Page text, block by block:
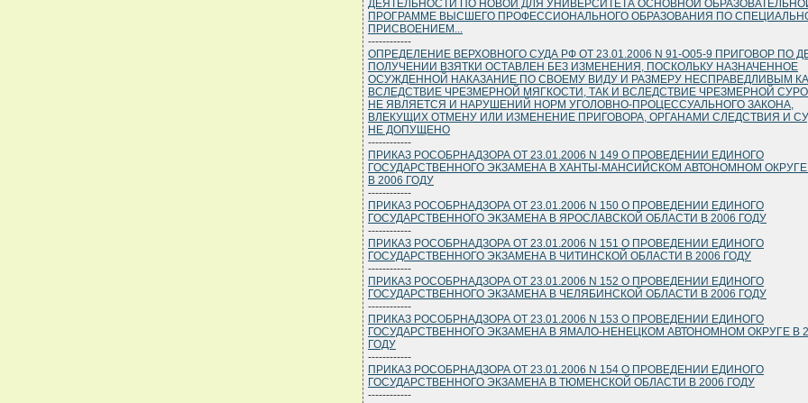
ДЕЯТЕЛЬНОСТИ ПО НОВОЙ ДЛЯ УНИВЕРСИТЕТА ОСНОВНОЙ
ПРОГРАММЕ ВЫСШЕГО ПРОФЕССИОНАЛЬНОГО ОБРАЗОВАНИЯ ПО
ПРИСВОЕНИЕМ...
------------
ОПРЕДЕЛЕНИЕ ВЕРХОВНОГО СУДА РФ ОТ 23.01.2006 N 91-О05-9 ПРИГОВОР ПО
ПОЛУЧЕНИИ ВЗЯТКИ ОСТАВЛЕН БЕЗ ИЗМЕНЕНИЯ, ПОСКОЛЬКУ НАЗНАЧЕННОЕ
ОСУЖДЕННОЙ НАКАЗАНИЕ ПО СВОЕМУ ВИДУ И РАЗМЕРУ НЕСПРАВЕДЛИВЫМ
ВСЛЕДСТВИЕ ЧРЕЗМЕРНОЙ МЯГКОСТИ, ТАК И ВСЛЕДСТВИЕ ЧРЕЗМЕРНОЙ
НЕ ЯВЛЯЕТСЯ И НАРУШЕНИЙ НОРМ УГОЛОВНО-ПРОЦЕССУАЛЬНОГО ЗАКОНА,
ВЛЕКУЩИХ ОТМЕНУ ИЛИ ИЗМЕНЕНИЕ ПРИГОВОРА, ОРГАНАМИ СЛЕДСТВИЯ И
НЕ ДОПУЩЕНО
------------
ПРИКАЗ РОСОБРНАДЗОРА ОТ 23.01.2006 N 149 О ПРОВЕДЕНИИ ЕДИНОГО
ГОСУДАРСТВЕННОГО ЭКЗАМЕНА В ХАНТЫ-МАНСИЙСКОМ АВТОНОМНОМ
В 2006 ГОДУ
------------
ПРИКАЗ РОСОБРНАДЗОРА ОТ 23.01.2006 N 150 О ПРОВЕДЕНИИ ЕДИНОГО
ГОСУДАРСТВЕННОГО ЭКЗАМЕНА В ЯРОСЛАВСКОЙ ОБЛАСТИ В 2006 ГОДУ
------------
ПРИКАЗ РОСОБРНАДЗОРА ОТ 23.01.2006 N 151 О ПРОВЕДЕНИИ ЕДИНОГО
ГОСУДАРСТВЕННОГО ЭКЗАМЕНА В ЧИТИНСКОЙ ОБЛАСТИ В 2006 ГОДУ
------------
ПРИКАЗ РОСОБРНАДЗОРА ОТ 23.01.2006 N 152 О ПРОВЕДЕНИИ ЕДИНОГО
ГОСУДАРСТВЕННОГО ЭКЗАМЕНА В ЧЕЛЯБИНСКОЙ ОБЛАСТИ В 2006 ГОДУ
------------
ПРИКАЗ РОСОБРНАДЗОРА ОТ 23.01.2006 N 153 О ПРОВЕДЕНИИ ЕДИНОГО
ГОСУДАРСТВЕННОГО ЭКЗАМЕНА В ЯМАЛО-НЕНЕЦКОМ АВТОНОМНОМ ОКРУГЕ В
ГОДУ
------------
ПРИКАЗ РОСОБРНАДЗОРА ОТ 23.01.2006 N 154 О ПРОВЕДЕНИИ ЕДИНОГО
ГОСУДАРСТВЕННОГО ЭКЗАМЕНА В ТЮМЕНСКОЙ ОБЛАСТИ В 2006 ГОДУ
------------